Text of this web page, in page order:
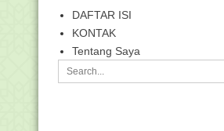
DAFTAR ISI
KONTAK
Tentang Saya